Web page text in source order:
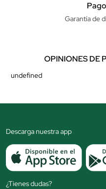
Garantía de
OPINIONES DE
undefined
Descarga nuestra app
¿Tienes dudas?